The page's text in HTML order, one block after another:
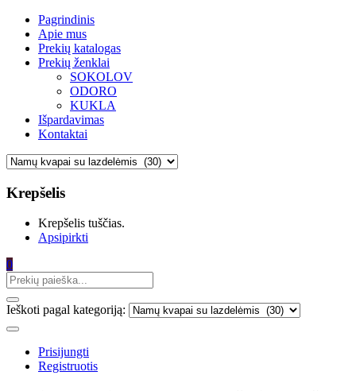
Pagrindinis
Apie mus
Prekių katalogas
Prekių ženklai
SOKOLOV
ODORO
KUKLA
Išpardavimas
Kontaktai
Krepšelis
Krepšelis tuščias.
Apsipirkti
0
Ieškoti pagal kategoriją:
Prisijungti
Registruotis